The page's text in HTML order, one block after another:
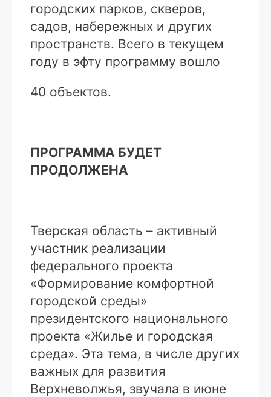
городских парков, скверов,
садов, набережных и других
пространств. Всего в текущем
году в эфту программу вошло
40 объектов.
ПРОГРАММА БУДЕТ
ПРОДОЛЖЕНА
Тверская область – активный
участник реализации
федерального проекта
«Формирование комфортной
городской среды»
президентского национального
проекта «Жилье и городская
среда». Эта тема, в числе других
важных для развития
Верхневолжья, звучала в июне